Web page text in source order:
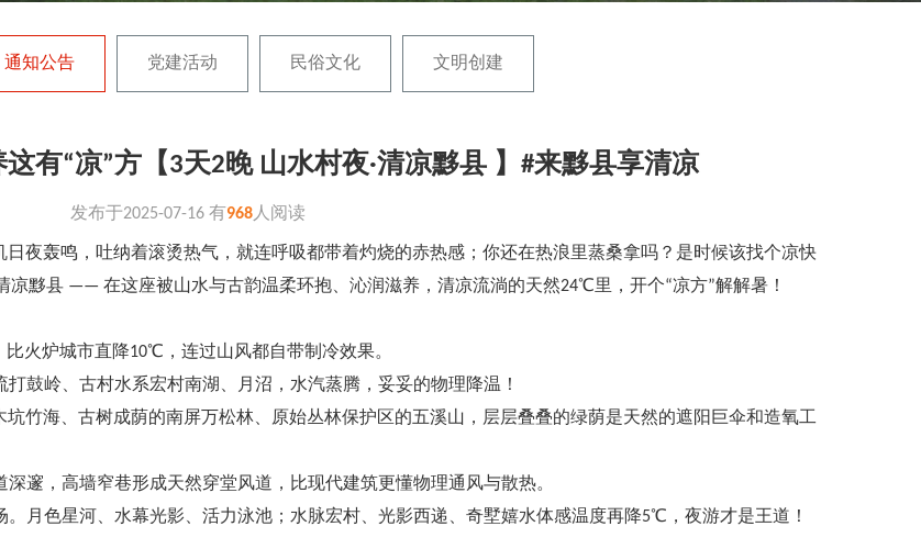
通知公告 党建活动 民俗文化 文明创建
有“凉”方【3天2晚 山水村夜·清凉黟县 】#来黟县享清凉
发布于2025-07-16 有 968人阅读
轰鸣，吐纳着滚烫热气，就连呼吸都带着灼烧的赤热感；你还在热浪里蒸桑拿吗？是时候该找个凉快
凉黟县 —— 在这座被山水与古韵温柔环抱、沁润滋养，清凉流淌的天然24℃里，开个“凉方”解解暑！
火炉城市直降10℃，连过山风都自带制冷效果。
鼓岭、古村水系宏村南湖、月沼，水汽蒸腾，妥妥的物理降温！
坑竹海、古树成荫的南屏万松林、原始丛林保护区的五溪山，层层叠叠的绿荫是天然的遮阳巨伞和造氧工
邃，高墙窄巷形成天然穿堂风道，比现代建筑更懂物理通风与散热。
月色星河、水幕光影、活力泳池；水脉宏村、光影西递、奇墅嬉水体感温度再降5℃，夜游才是王道！